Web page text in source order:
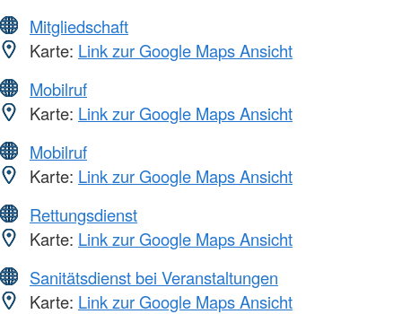
Mitgliedschaft
Karte: Link zur Google Maps Ansicht
Mobilruf
Karte: Link zur Google Maps Ansicht
Mobilruf
Karte: Link zur Google Maps Ansicht
Rettungsdienst
Karte: Link zur Google Maps Ansicht
Sanitätsdienst bei Veranstaltungen
Karte: Link zur Google Maps Ansicht